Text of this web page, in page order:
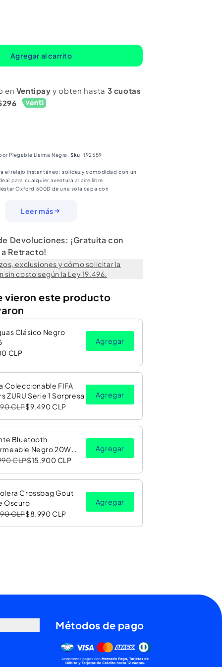
Agregar al carrito
en Ventipay y obten hasta 3 cuotas
Plegable Llaima Negra.Sku:192559
el relajo instantáneo: solidez y comodidad con un
para cualquier aventura al aire libre.
Oxford 600D de una sola capa con
Coating).
(cup-holder).
de Camping
Principal):SINGLE LAYER 600D POLYESTER OXFORD
ilustrativas y fueron generadas con IA; el
a la descripción y especificaciones.
Leer más
Devoluciones: ¡Gratuita con
Retracto!
exclusiones y cómo solicitar la
sin costo según la Ley 19.496.
vieron este producto
Clásico Negro
CLP
Agregar
Coleccionable FIFA
ZURU Serie 1 Sorpresa
CLP$9.490 CLP
Agregar
Bluetooth
Negro 20W
LED RGB PV26 Copec
CLP$15.900 CLP
Agregar
Crossbag Gout
Oscuro
CLP$8.990 CLP
Agregar
Métodos de pago